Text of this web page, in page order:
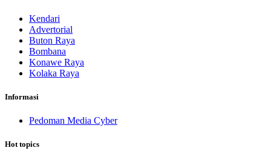
Kendari
Advertorial
Buton Raya
Bombana
Konawe Raya
Kolaka Raya
Informasi
Pedoman Media Cyber
Hot topics